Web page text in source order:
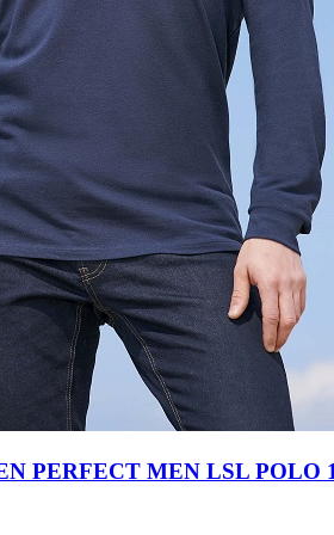
PERFECT MEN LSL POLO